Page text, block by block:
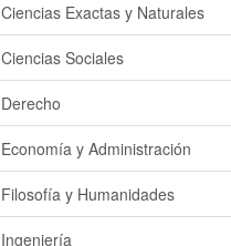
Ciencias Exactas y Naturales
Ciencias Sociales
Derecho
Economía y Administración
Filosofía y Humanidades
Ingeniería